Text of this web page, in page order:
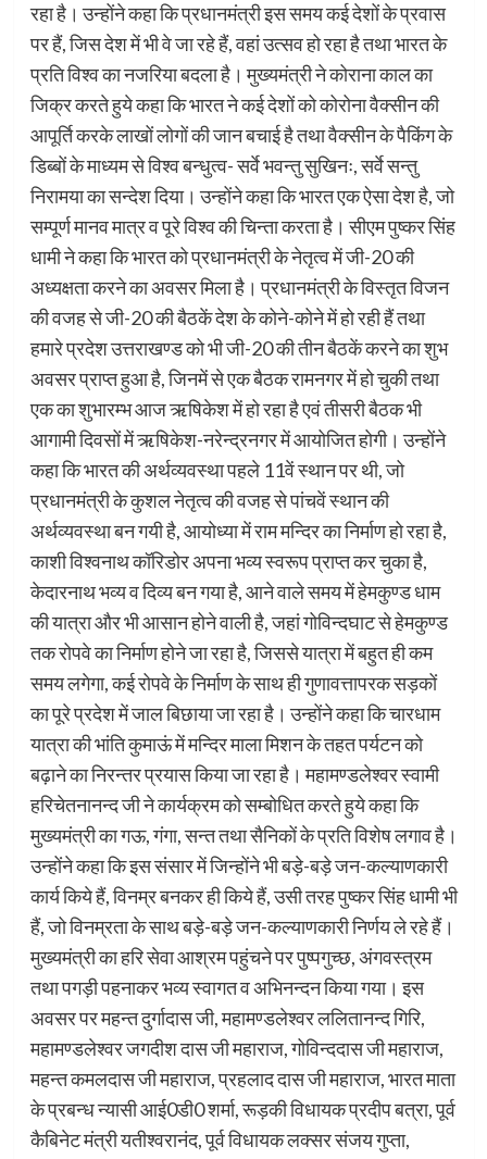
रहा है। उन्होंने कहा कि प्रधानमंत्री इस समय कई देशों के प्रवास
पर हैं, जिस देश में भी वे जा रहे हैं, वहां उत्सव हो रहा है तथा भारत के
प्रति विश्व का नजरिया बदला है। मुख्यमंत्री ने कोराना काल का
जिक्र करते हुये कहा कि भारत ने कई देशों को कोरोना वैक्सीन की
आपूर्ति करके लाखों लोगों की जान बचाई है तथा वैक्सीन के पैकिंग के
डिब्बों के माध्यम से विश्व बन्धुत्व- सर्वे भवन्तु सुखिनः, सर्वे सन्तु
निरामया का सन्देश दिया। उन्होंने कहा कि भारत एक ऐसा देश है, जो
सम्पूर्ण मानव मात्र व पूरे विश्व की चिन्ता करता है। सीएम पुष्कर सिंह
धामी ने कहा कि भारत को प्रधानमंत्री के नेतृत्व में जी-20 की
अध्यक्षता करने का अवसर मिला है। प्रधानमंत्री के विस्तृत विजन
की वजह से जी-20 की बैठकें देश के कोने-कोने में हो रही हैं तथा
हमारे प्रदेश उत्तराखण्ड को भी जी-20 की तीन बैठकें करने का शुभ
अवसर प्राप्त हुआ है, जिनमें से एक बैठक रामनगर में हो चुकी तथा
एक का शुभारम्भ आज ऋषिकेश में हो रहा है एवं तीसरी बैठक भी
आगामी दिवसों में ऋषिकेश-नरेन्द्रनगर में आयोजित होगी। उन्होंने
कहा कि भारत की अर्थव्यवस्था पहले 11वें स्थान पर थी, जो
प्रधानमंत्री के कुशल नेतृत्व की वजह से पांचवें स्थान की
अर्थव्यवस्था बन गयी है, आयोध्या में राम मन्दिर का निर्माण हो रहा है,
काशी विश्वनाथ कॉरिडोर अपना भव्य स्वरूप प्राप्त कर चुका है,
केदारनाथ भव्य व दिव्य बन गया है, आने वाले समय में हेमकुण्ड धाम
की यात्रा और भी आसान होने वाली है, जहां गोविन्दघाट से हेमकुण्ड
तक रोपवे का निर्माण होने जा रहा है, जिससे यात्रा में बहुत ही कम
समय लगेगा, कई रोपवे के निर्माण के साथ ही गुणावत्तापरक सड़कों
का पूरे प्रदेश में जाल बिछाया जा रहा है। उन्होंने कहा कि चारधाम
यात्रा की भांति कुमाऊं में मन्दिर माला मिशन के तहत पर्यटन को
बढ़ाने का निरन्तर प्रयास किया जा रहा है। महामण्डलेश्वर स्वामी
हरिचेतनानन्द जी ने कार्यक्रम को सम्बोधित करते हुये कहा कि
मुख्यमंत्री का गऊ, गंगा, सन्त तथा सैनिकों के प्रति विशेष लगाव है।
उन्होंने कहा कि इस संसार में जिन्होंने भी बड़े-बड़े जन-कल्याणकारी
कार्य किये हैं, विनम्र बनकर ही किये हैं, उसी तरह पुष्कर सिंह धामी भी
हैं, जो विनम्रता के साथ बड़े-बड़े जन-कल्याणकारी निर्णय ले रहे हैं।
मुख्यमंत्री का हरि सेवा आश्रम पहुंचने पर पुष्पगुच्छ, अंगवस्त्रम
तथा पगड़ी पहनाकर भव्य स्वागत व अभिनन्दन किया गया। इस
अवसर पर महन्त दुर्गादास जी, महामण्डलेश्वर ललितानन्द गिरि,
महामण्डलेश्वर जगदीश दास जी महाराज, गोविन्ददास जी महाराज,
महन्त कमलदास जी महाराज, प्रहलाद दास जी महाराज, भारत माता
के प्रबन्ध न्यासी आई0डी0 शर्मा, रूड़की विधायक प्रदीप बत्रा, पूर्व
कैबिनेट मंत्री यतीश्वरानंद, पूर्व विधायक लक्सर संजय गुप्ता,